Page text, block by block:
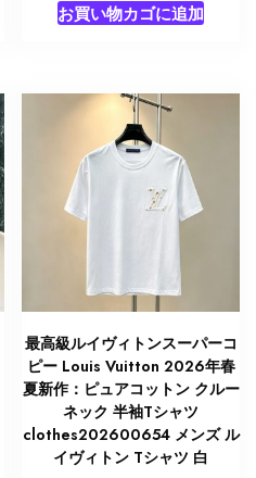
お買い物カゴに追加
最高級ルイヴィトンスーパーコ
ピー Louis Vuitton 2026年春
夏新作：ピュアコットン クルー
ネック 半袖Tシャツ
clothes202600654 メンズ ル
イヴィトン Tシャツ 白